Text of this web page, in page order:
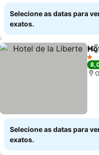
Selecione as datas para
exatos.
1
Selecione as datas para
exatos.